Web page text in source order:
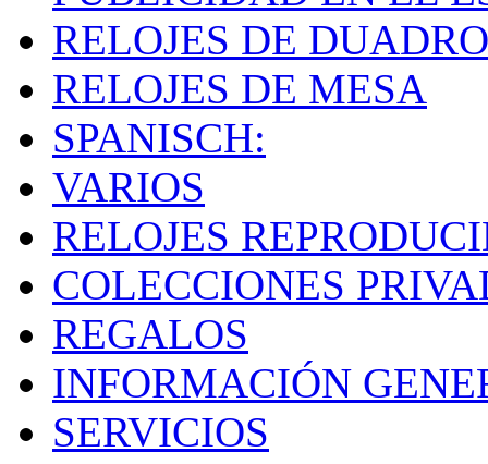
RELOJES DE
RELOJES DE MESA
SPANISCH:
VARIOS
RELOJES
COLECCIONES
REGALOS
INFORMACIÓN
SERVICIOS